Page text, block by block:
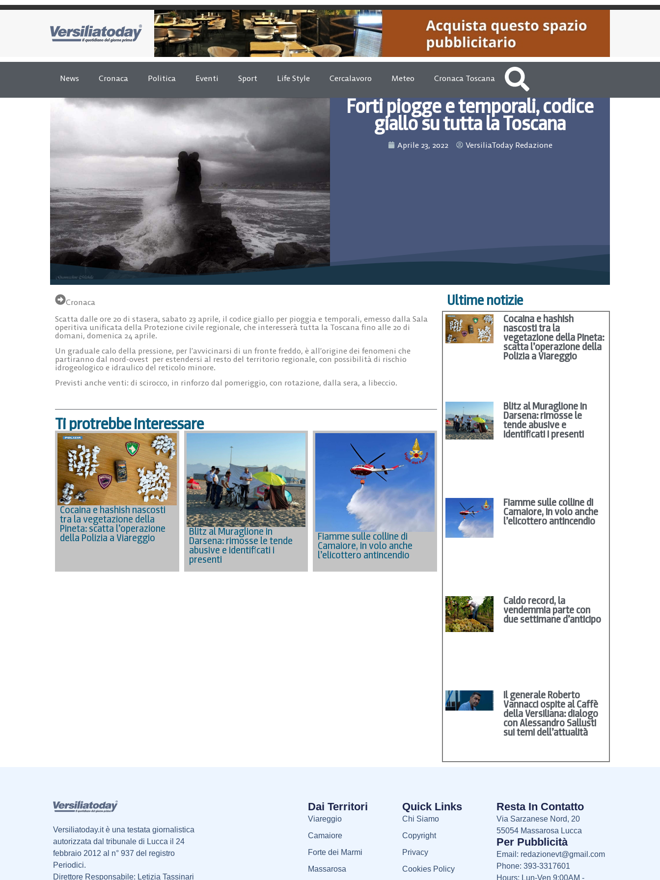
News Cronaca Politica Eventi Sport Life Style Cercalavoro Meteo Cronaca Toscana
Forti piogge e temporali, codice
giallo su tutta la Toscana
Aprile 23, 2022 VersiliaToday Redazione
Cronaca
Scatta dalle ore 20 di stasera, sabato 23 aprile, il codice giallo per pioggia e temporali, emesso dalla Sala
operitiva unificata della Protezione civile regionale, che interesserà tutta la Toscana fino alle 20 di
domani, domenica 24 aprile.
Un graduale calo della pressione, per l’avvicinarsi di un fronte freddo, è all’origine dei fenomeni che
partiranno dal nord-ovest per estendersi al resto del territorio regionale, con possibilità di rischio
idrogeologico e idraulico del reticolo minore.
Previsti anche venti: di scirocco, in rinforzo dal pomeriggio, con rotazione, dalla sera, a libeccio.
Ti protrebbe interessare
Cocaina e hashish nascosti
tra la vegetazione della
Pineta: scatta l’operazione
della Polizia a Viareggio
Blitz al Muraglione in
Darsena: rimosse le tende
abusive e identificati i
presenti
Fiamme sulle colline di
Camaiore, in volo anche
l’elicottero antincendio
Ultime notizie
Cocaina e hashish
nascosti tra la
vegetazione della Pineta:
scatta l’operazione della
Polizia a Viareggio
Blitz al Muraglione in
Darsena: rimosse le
tende abusive e
identificati i presenti
Fiamme sulle colline di
Camaiore, in volo anche
l’elicottero antincendio
Caldo record, la
vendemmia parte con
due settimane d’anticipo
Il generale Roberto
Vannacci ospite al Caffè
della Versiliana: dialogo
con Alessandro Sallusti
sui temi dell’attualità
Versiliatoday.it è una testata giornalistica
autorizzata dal tribunale di Lucca il 24
febbraio 2012 al n° 937 del registro
Periodici.
Direttore Responsabile: Letizia Tassinari
Dai Territori
Viareggio
Camaiore
Forte dei Marmi
Massarosa
Quick Links
Chi Siamo
Copyright
Privacy
Cookies Policy
Resta In Contatto
Via Sarzanese Nord, 20
55054 Massarosa Lucca
Per Pubblicità
Email: redazionevt@gmail.com
Phone: 393-3317601
Hours: Lun-Ven 9:00AM -